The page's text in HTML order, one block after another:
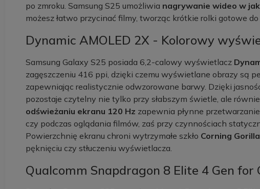
po zmroku. Samsung S25 umożliwia nagrywanie wideo w
możesz łatwo przycinać filmy, tworząc krótkie rolki gotowe
Dynamic AMOLED 2X - Kolorowy
Samsung Galaxy S25 posiada 6,2-calowy wyświetlacz
zagęszczeniu 416 ppi, dzięki czemu wyświetlane obrazy są
zapewniając realistycznie odwzorowane barwy. Dzięki
pozostaje czytelny nie tylko przy słabszym świetle, ale
odświeżaniu ekranu 120 Hz zapewnia płynne
czy podczas oglądania filmów, zaś przy czynnościach
Powierzchnię ekranu chroni wytrzymałe szkło Corning
pęknięciu czy stłuczeniu wyświetlacza.
Qualcomm Snapdragon 8 Elite 4 Gen for